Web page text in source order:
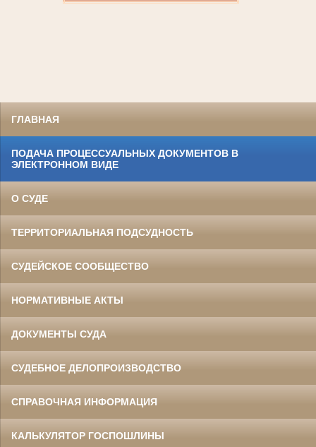
ГЛАВНАЯ
ПОДАЧА ПРОЦЕССУАЛЬНЫХ ДОКУМЕНТОВ В
ЭЛЕКТРОННОМ ВИДЕ
О СУДЕ
ТЕРРИТОРИАЛЬНАЯ ПОДСУДНОСТЬ
СУДЕЙСКОЕ СООБЩЕСТВО
НОРМАТИВНЫЕ АКТЫ
ДОКУМЕНТЫ СУДА
СУДЕБНОЕ ДЕЛОПРОИЗВОДСТВО
СПРАВОЧНАЯ ИНФОРМАЦИЯ
КАЛЬКУЛЯТОР ГОСПОШЛИНЫ